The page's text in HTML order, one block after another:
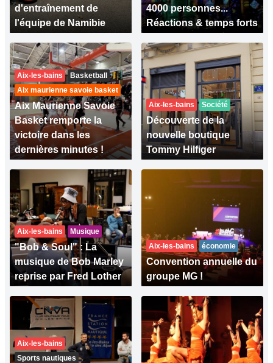
d'entraînement de
l'équipe de Namibie
4000 personnes...
Réactions & temps forts
Aix-les-bains
Basketball
Aix maurienne savoie basket
Aix Maurienne Savoie
Basket remporte la
victoire dans les
dernières minutes !
Aix-les-bains Société
Découverte de la
nouvelle boutique
Tommy Hilfiger
Aix-les-bains Musique
"Bob & Soul" : La
musique de Bob Marley
reprise par Fred Lother
Aix-les-bains économie
Convention annuelle du
groupe MG !
Aix-les-bains
Sports nautiques